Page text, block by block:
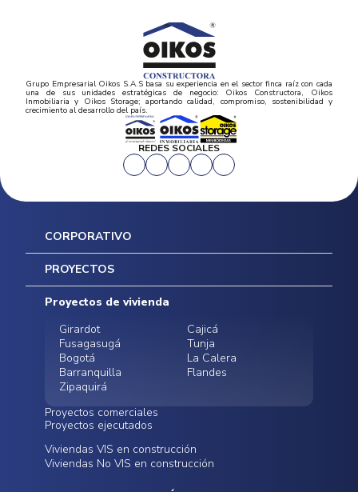
Grupo Empresarial Oikos S.A.S basa su experiencia en el sector finca raíz con cada
una de sus unidades estratégicas de negocio: Oikos Constructora, Oikos
Inmobiliaria y Oikos Storage; aportando calidad, compromiso, sostenibilidad y
crecimiento al desarrollo del país.
REDES SOCIALES
CORPORATIVO
Inicio
Mapa del sitio
Postventas
Contratación Directa
Noticias
PROYECTOS
Proyectos de vivienda
Girardot
Cajicá
Fusagasugá
Tunja
Bogotá
La Calera
Barranquilla
Flandes
Zipaquirá
Proyectos comerciales
Funza
Infinitum Zentral
Bodegas - ALMAX
Centro Comercial
Proyectos ejecutados
Conoce nuestros
proyectos ejecutados
Viviendas VIS en construcción
Viviendas No VIS en construcción